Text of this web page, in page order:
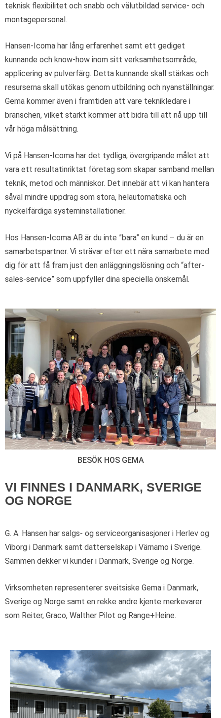
teknisk flexibilitet och snabb och välutbildad service- och
montagepersonal.
Hansen-Icoma har lång erfarenhet samt ett gediget
kunnande och know-how inom sitt verksamhetsområde,
applicering av pulverfärg. Detta kunnande skall stärkas och
resurserna skall utökas genom utbildning och nyanställningar.
Gema kommer även i framtiden att vare teknikledare i
branschen, vilket starkt kommer att bidra till att nå upp till
vår höga målsättning.
Vi på Hansen-Icoma har det tydliga, övergripande målet att
vara ett resultatinriktat företag som skapar samband mellan
teknik, metod och människor. Det innebär att vi kan hantera
såväl mindre uppdrag som stora, helautomatiska och
nyckelfärdiga systeminstallationer.
Hos Hansen-Icoma AB är du inte ”bara” en kund – du är en
samarbetspartner. Vi strävar efter ett nära samarbete med
dig för att få fram just den anläggningslösning och “after-
sales-service” som uppfyller dina speciella önskemål.
BESÖK HOS GEMA
VI FINNES I DANMARK, SVERIGE
OG NORGE
G. A. Hansen har salgs- og serviceorganisasjoner i Herlev og
Viborg i Danmark samt datterselskap i Värnamo i Sverige.
Sammen dekker vi kunder i Danmark, Sverige og Norge.
Virksomheten representerer sveitsiske Gema i Danmark,
Sverige og Norge samt en rekke andre kjente merkevarer
som Reiter, Graco, Walther Pilot og Range+Heine.